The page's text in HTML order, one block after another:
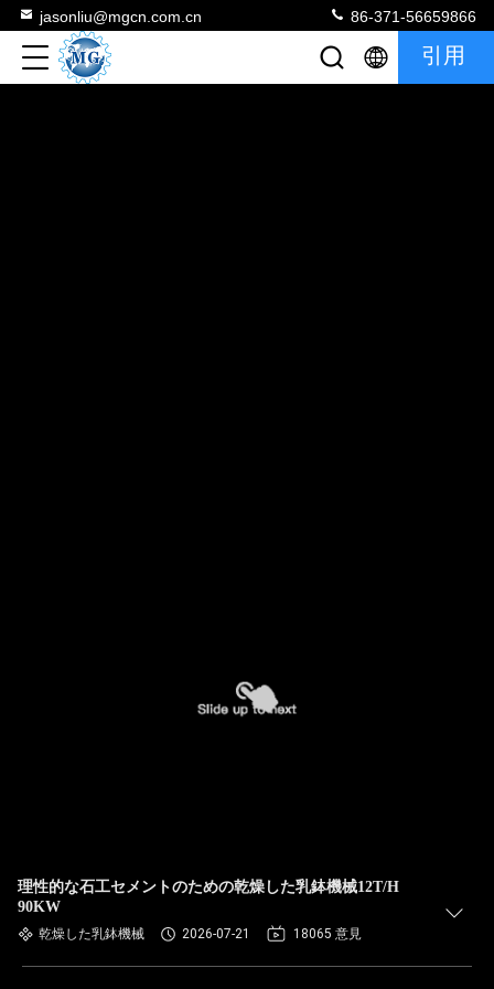
jasonliu@mgcn.com.cn 86-371-56659866
引用
理性的な石工セメントのための乾燥した乳鉢機械12T/H
90KW
乾燥した乳鉢機械 2026-07-21 18065 意見